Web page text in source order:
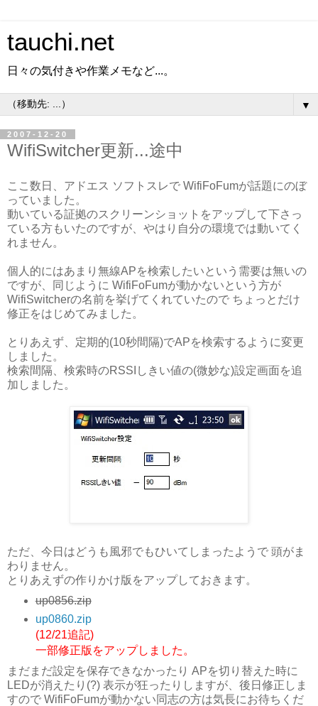
tauchi.net
日々の気付きや作業メモなど...。
▼
2007-12-20
WifiSwitcher更新...途中
ここ数日、アドエス ソフトスレで WifiFoFumが話題にのぼ
っていました。
動いている証拠のスクリーンショットをアップして下さっ
ている方もいたのですが、やはり自分の環境では動いてく
れません。
個人的にはあまり無線APを検索したいという需要は無いの
ですが、同じように WifiFoFumが動かないという方が
WifiSwitcherの名前を挙げてくれていたので ちょっとだけ
修正をはじめてみました。
とりあえず、定期的(10秒間隔)でAPを検索するように変更
しました。
検索間隔、検索時のRSSIしきい値の(微妙な)設定画面を追
加しました。
ただ、今日はどうも風邪でもひいてしまったようで 頭がま
わりません。
とりあえずの作りかけ版をアップしておきます。
up0856.zip
up0860.zip
(12/21追記)
一部修正版をアップしました。
まだまだ設定を保存できなかったり APを切り替えた時に
LEDが消えたり(?) 表示が狂ったりしますが、後日修正しま
すので WifiFoFumが動かない同志の方は気長にお待ちくだ